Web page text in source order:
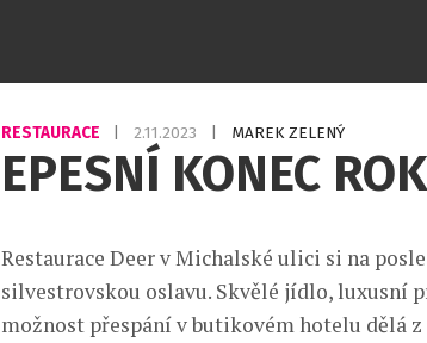
RESTAURACE 2.11.2023 MAREK ZELENÝ
EPESNÍ KONEC
Restaurace Deer v Michalské ulici si na
silvestrovskou oslavu. Skvělé jídlo, luxusní
možnost přespání v butikovém hotelu dělá z